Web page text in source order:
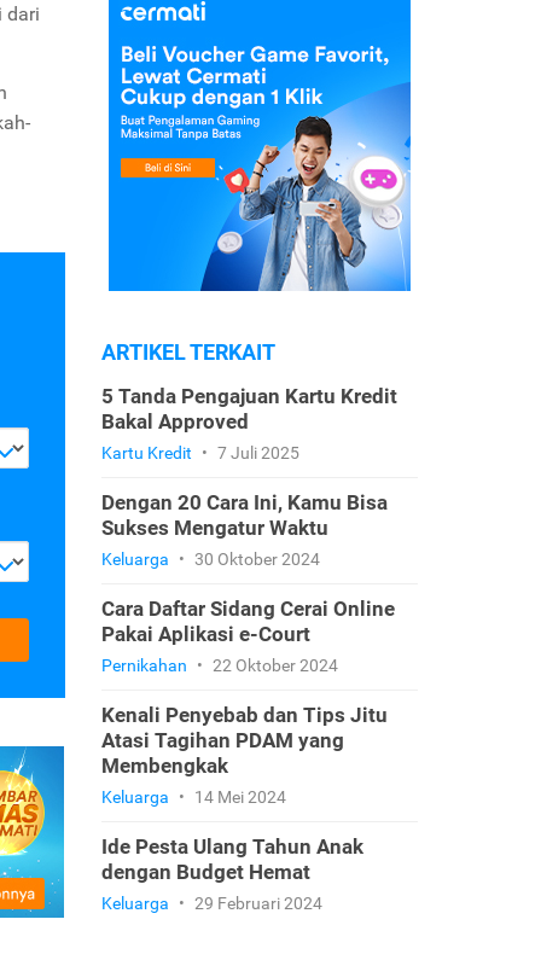
dari
ARTIKEL TERKAIT
5 Tanda Pengajuan Kartu Kredit
Bakal Approved
Kartu Kredit • 7 Juli 2025
Dengan 20 Cara Ini, Kamu Bisa
Sukses Mengatur Waktu
Keluarga • 30 Oktober 2024
Cara Daftar Sidang Cerai Online
Pakai Aplikasi e-Court
Pernikahan • 22 Oktober 2024
Kenali Penyebab dan Tips Jitu
Atasi Tagihan PDAM yang
Membengkak
Keluarga • 14 Mei 2024
Ide Pesta Ulang Tahun Anak
dengan Budget Hemat
Keluarga • 29 Februari 2024